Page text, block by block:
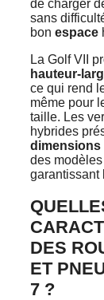
de charger
sans
bon espace
La Golf VII
hauteur-
ce qui rend
même pour
taille. Les
hybrides
dimensions
des
garantissant
DES
ET
7 ?